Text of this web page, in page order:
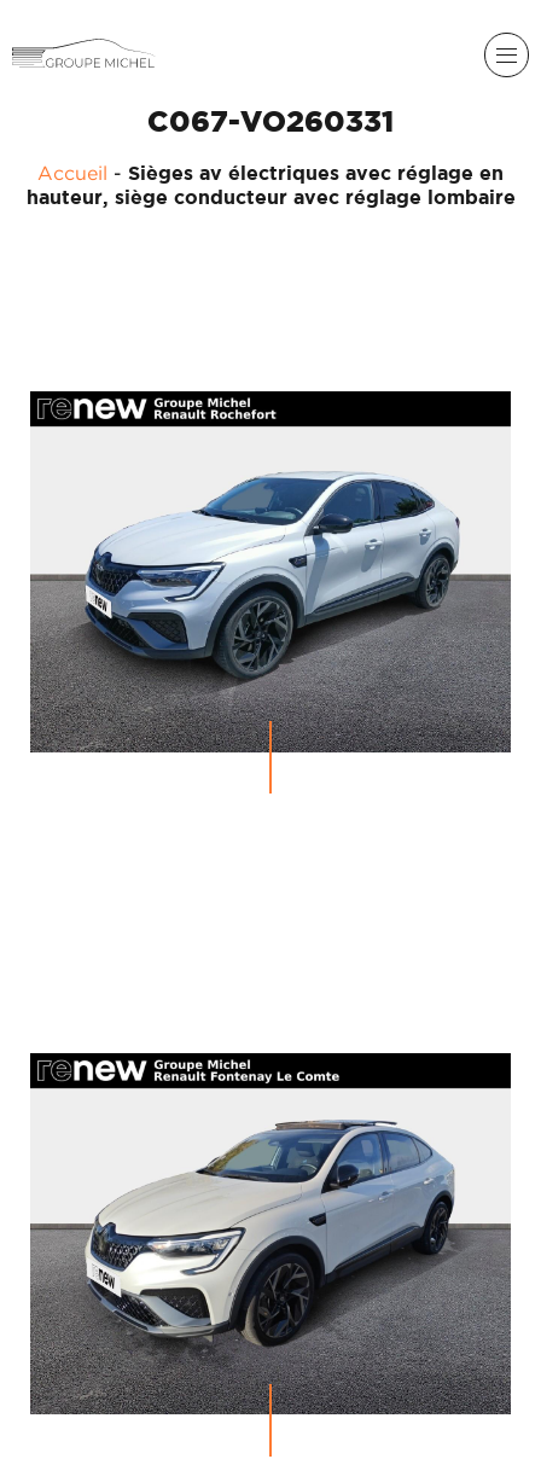
LIGIER
PROFESSIONAL
GROUPE
MICHEL
GROUPE
MICHEL
ACTUALITÉS
C067-VO260331
Accueil - Sièges av électriques avec réglage en
hauteur, siège conducteur avec réglage lombaire